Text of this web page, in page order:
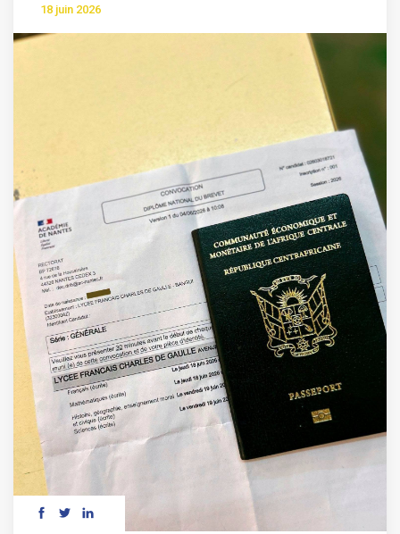
18 juin 2026